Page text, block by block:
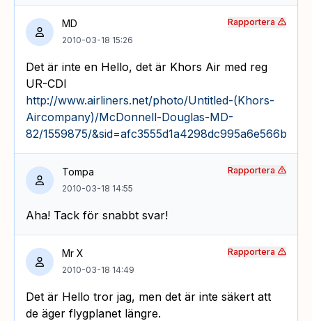
MD
2010-03-18 15:26
Det är inte en Hello, det är Khors Air med reg
UR-CDI
http://www.airliners.net/photo/Untitled-(Khors-
Aircompany)/McDonnell-Douglas-MD-
82/1559875/
Rapportera
Tompa
2010-03-18 14:55
Aha! Tack för snabbt svar!
Rapportera
Mr X
2010-03-18 14:49
Det är Hello tror jag, men det är inte säkert att
de äger flygplanet längre.
Rapportera